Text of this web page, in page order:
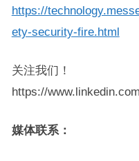
https://
ety-security-fire.html
关注我们！
https://
媒体联系：